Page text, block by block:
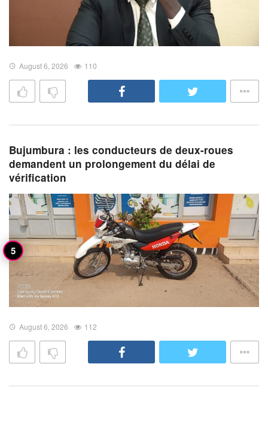
August 6, 2026 110
Bujumbura : les conducteurs de deux-roues
demandent un prolongement du délai de
vérification
August 6, 2026 112